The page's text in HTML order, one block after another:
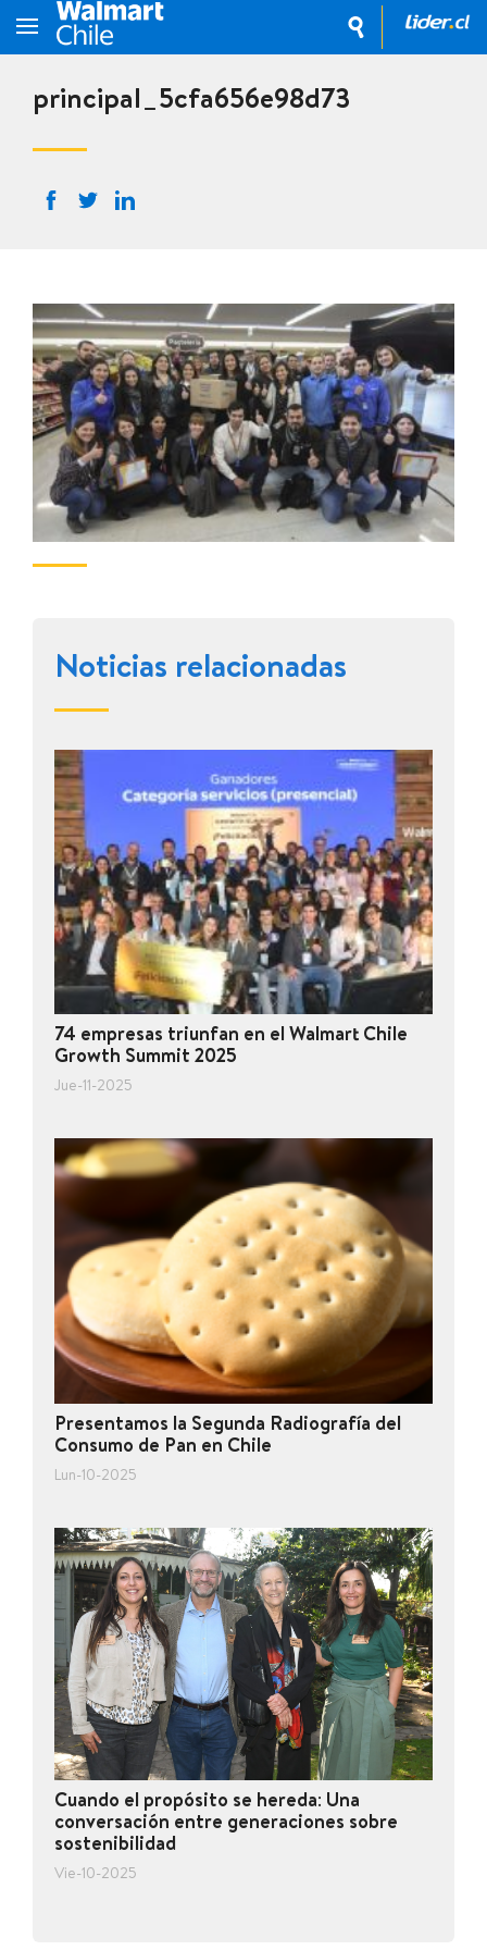
principal_5cfa656e98d73
Noticias relacionadas
74 empresas triunfan en el Walmart Chile
Growth Summit 2025
Jue-11-2025
Presentamos la Segunda Radiografía del
Consumo de Pan en Chile
Lun-10-2025
Cuando el propósito se hereda: Una
conversación entre generaciones sobre
sostenibilidad
Vie-10-2025